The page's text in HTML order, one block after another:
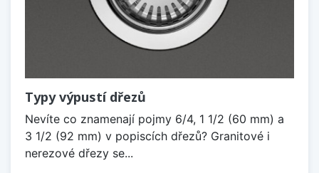
Typy výpustí dřezů
Nevíte co znamenají pojmy 6/4, 1 1/2 (60 mm) a
3 1/2 (92 mm) v popiscích dřezů? Granitové i
nerezové dřezy se...